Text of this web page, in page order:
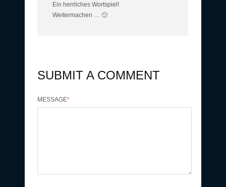
Ein herrliches Wortspiel!
Weitermachen … 🙂
SUBMIT A COMMENT
MESSAGE*